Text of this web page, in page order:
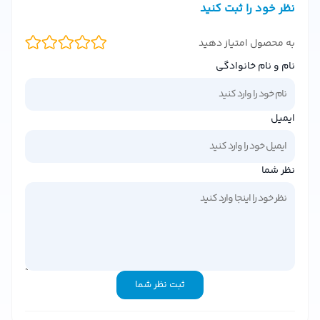
حجم:50 میلی‌لیتر
مناسب برای:
آقایان
ماندگاری:
بالا (8 تا 12 ساعت)
پخش بوی عالی:مناسب برای مجالس و مهمانی‌ها
تاریخچه و معرفی برند دالچی گابانا
برنددالچی گابانایکی از مشهورترین برندهای مد و لوکس در
گابانا تأسیس شد. این برند ایتالیایی با طراحی‌های خلاقانه و
نظر خود را ثبت کنید
به محصول امتیاز دهید
نام و نام خانوادگی
ایمیل
نظر شما
ثبت نظر شما